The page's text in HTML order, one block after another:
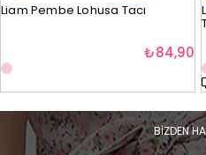
Liam Pembe Lohusa Tacı
₺84,90
BİZDEN